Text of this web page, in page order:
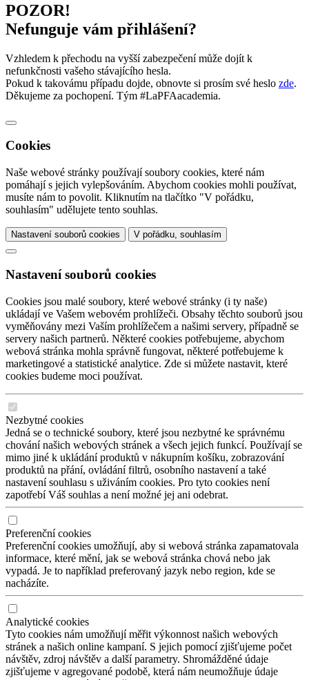
POZOR!
Nefunguje vám přihlášení?
Vzhledem k přechodu na vyšší zabezpečení může dojít k
nefunkčnosti vašeho stávajícího hesla.
Pokud k takovámu případu dojde, obnovte si prosím své heslo zde.
Děkujeme za pochopení. Tým #LaPFAacademia.
Cookies
Naše webové stránky používají soubory cookies, které nám
pomáhají s jejich vylepšováním. Abychom cookies mohli používat,
musíte nám to povolit. Kliknutím na tlačítko "V pořádku,
souhlasím" udělujete tento souhlas.
Nastavení souborů cookies V pořádku, souhlasím
Nastavení souborů cookies
Cookies jsou malé soubory, které webové stránky (i ty naše)
ukládají ve Vašem webovém prohlížeči. Obsahy těchto souborů jsou
vyměňovány mezi Vaším prohlížečem a našimi servery, případně se
servery našich partnerů. Některé cookies potřebujeme, abychom
webová stránka mohla správně fungovat, některé potřebujeme k
marketingové a statistické analytice. Zde si můžete nastavit, které
cookies budeme moci používat.
Nezbytné cookies
Jedná se o technické soubory, které jsou nezbytné ke správnému
chování našich webových stránek a všech jejich funkcí. Používají se
mimo jiné k ukládání produktů v nákupním košíku, zobrazování
produktů na přání, ovládání filtrů, osobního nastavení a také
nastavení souhlasu s uživáním cookies. Pro tyto cookies není
zapotřebí Váš souhlas a není možné jej ani odebrat.
Preferenční cookies
Preferenční cookies umožňují, aby si webová stránka zapamatovala
informace, které mění, jak se webová stránka chová nebo jak
vypadá. Je to například preferovaný jazyk nebo region, kde se
nacházíte.
Analytické cookies
Tyto cookies nám umožňují měřit výkonnost našich webových
stránek a našich online kampaní. S jejich pomocí zjišťujeme počet
návštěv, zdroj návštěv a další parametry. Shromážděné údaje
zjišťujeme v agregované podobě, která nám neumožňuje údaje